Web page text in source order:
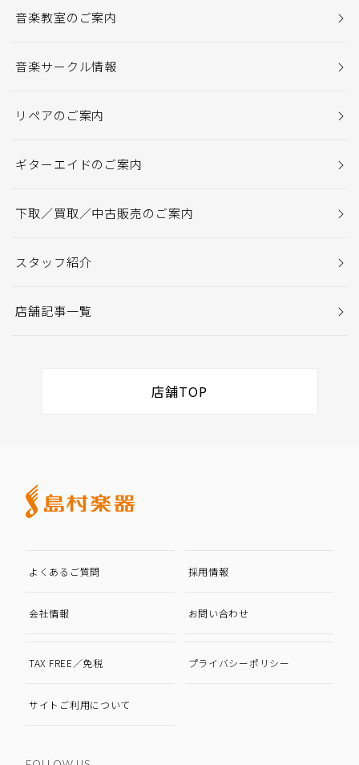
音楽教室のご案内
音楽サークル情報
リペアのご案内
ギターエイドのご案内
下取／買取／中古販売のご案内
スタッフ紹介
店舗記事一覧
店舗TOP
よくあるご質問 採用情報
会社情報 お問い合わせ
TAX FREE／免税 プライバシーポリシー
サイトご利用について